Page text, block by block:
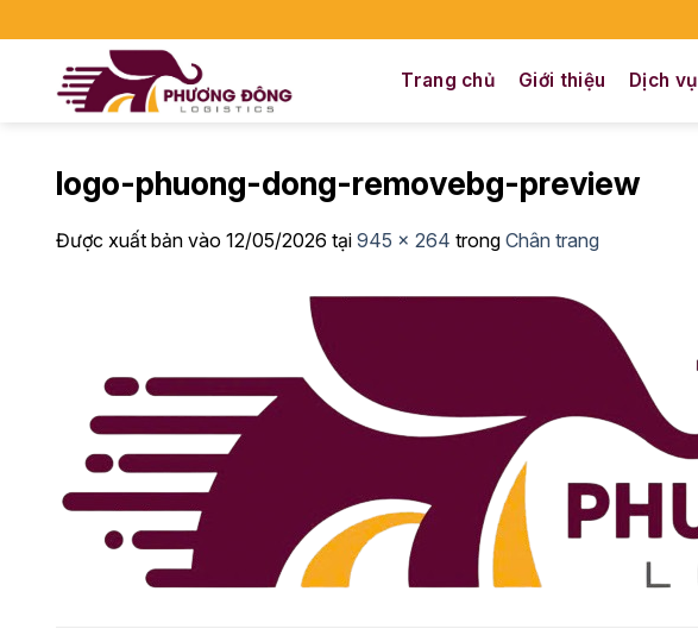
qua
Trang chủ Giới thiệu Dịch vụ
logo-phuong-dong-removebg-preview
Được xuất bản vào 12/05/2026 tại 945 × 264 trong Chân trang